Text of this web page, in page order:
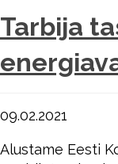
Tarbija
09.02.2021
Alustame Eesti